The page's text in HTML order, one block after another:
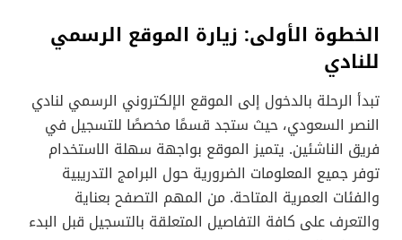
الخطوة الأولى: زيارة الموقع الرسمي
للنادي
تبدأ الرحلة بالدخول إلى الموقع الإلكتروني الرسمي لنادي
النصر السعودي، حيث ستجد قسمًا مخصصًا للتسجيل في
فريق الناشئين. يتميز الموقع بواجهة سهلة الاستخدام
توفر جميع المعلومات الضرورية حول البرامج التدريبية
والفئات العمرية المتاحة. من المهم التصفح بعناية
والتعرف على كافة التفاصيل المتعلقة بالتسجيل قبل البدء